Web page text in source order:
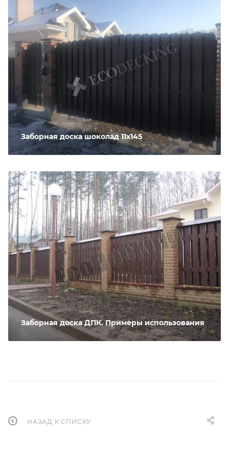
Заборная доска шоколад 11х145
Заборная доска ДПК. Примеры использования
НАЗАД К СПИСКУ